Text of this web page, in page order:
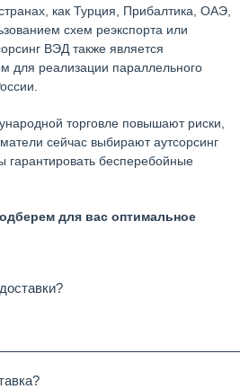
как Турция, Прибалтика, ОАЭ,
схем реэкспорта или
ВЭД также является
для реализации параллельного
торговле повышают риски,
сейчас выбирают аутсорсинг
гарантировать бесперебойные
для вас оптимальное